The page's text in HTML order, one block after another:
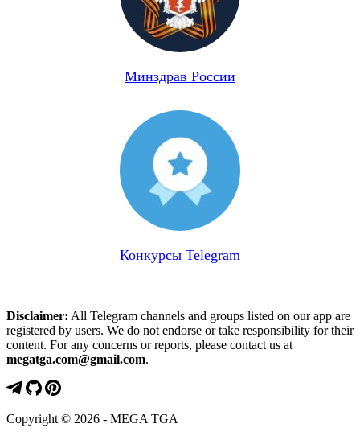
Минздрав России
Конкурсы Telegram
Disclaimer: All Telegram channels and groups listed on our app are
registered by users. We do not endorse or take responsibility for their
content. For any concerns or reports, please contact us at
megatga.com@gmail.com.
Copyright © 2026 - MEGA TGA